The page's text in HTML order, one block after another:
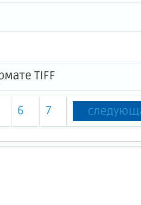
6 7